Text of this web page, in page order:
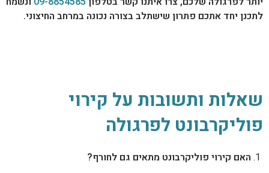
לתכנן יחד אתכם פתרון שישתלב בצורה נכונה במרחב החיצוני.
שאלות ותשובות על קירוי
פוליקרבונט לפרגולה
האם קירוי פוליקרבונט מתאים גם לחורף?